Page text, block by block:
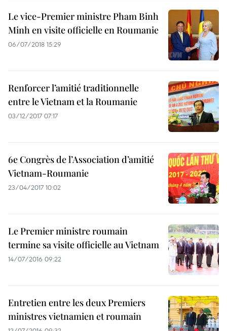
Le vice-Premier ministre Pham Binh
Minh en visite officielle en Roumanie
06/07/2018 15:29
Renforcer l’amitié traditionnelle
entre le Vietnam et la Roumanie
03/12/2017 07:17
6e Congrès de l’Association d’amitié
Vietnam-Roumanie
23/04/2017 10:02
Le Premier ministre roumain
termine sa visite officielle au Vietnam
14/07/2016 09:22
Entretien entre les deux Premiers
ministres vietnamien et roumain